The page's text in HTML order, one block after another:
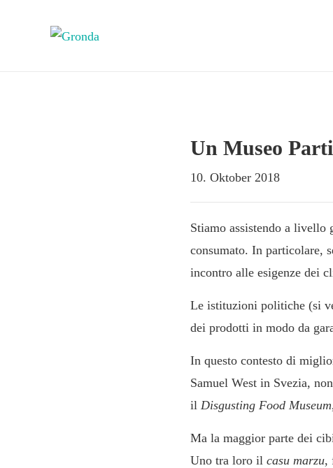
Un Museo
10. Oktober 2018
Stiamo assistendo a livello
consumato. In particolare,
incontro alle esigenze dei
Le istituzioni politiche (si
dei prodotti in modo da
In questo contesto di
Samuel West in Svezia,
il Disgusting Food Museum
Ma la maggior parte dei
Uno tra loro il casu marzu,